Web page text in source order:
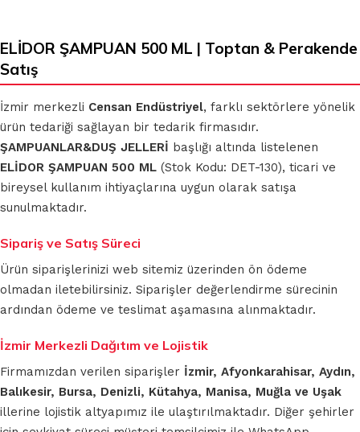
ELİDOR ŞAMPUAN 500 ML | Toptan & Perakende
Satış
İzmir merkezli Censan Endüstriyel, farklı sektörlere yönelik
ürün tedariği sağlayan bir tedarik firmasıdır.
ŞAMPUANLAR&DUŞ JELLERİ başlığı altında listelenen
ELİDOR ŞAMPUAN 500 ML (Stok Kodu: DET-130), ticari ve
bireysel kullanım ihtiyaçlarına uygun olarak satışa
sunulmaktadır.
Sipariş ve Satış Süreci
Ürün siparişlerinizi web sitemiz üzerinden ön ödeme
olmadan iletebilirsiniz. Siparişler değerlendirme sürecinin
ardından ödeme ve teslimat aşamasına alınmaktadır.
İzmir Merkezli Dağıtım ve Lojistik
Firmamızdan verilen siparişler İzmir, Afyonkarahisar, Aydın,
Balıkesir, Bursa, Denizli, Kütahya, Manisa, Muğla ve Uşak
illerine lojistik altyapımız ile ulaştırılmaktadır. Diğer şehirler